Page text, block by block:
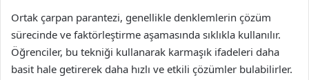
Ortak çarpan parantezi, genellikle denklemlerin çözüm
sürecinde ve faktörleştirme aşamasında sıklıkla kullanılır.
Öğrenciler, bu tekniği kullanarak karmaşık ifadeleri daha
basit hale getirerek daha hızlı ve etkili çözümler bulabilirler.